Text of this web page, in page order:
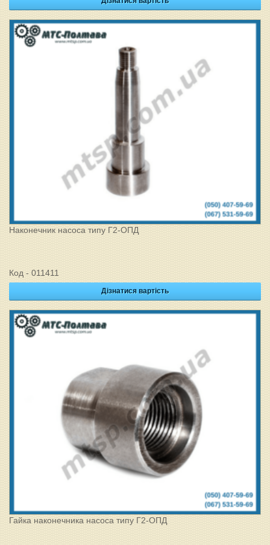
Наконечник насоса типу Г2-ОПД
Код - 011411
Дізнатися вартість
Гайка наконечника насоса типу Г2-ОПД